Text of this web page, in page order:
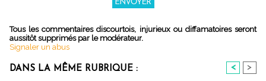
Tous les commentaires discourtois, injurieux ou diffamatoires seront
aussitôt supprimés par le modérateur.
Signaler un abus
DANS LA MÊME RUBRIQUE : < >